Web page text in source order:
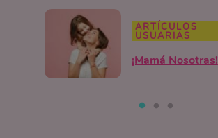
ARTÍCULOS
USUARIAS
¡Mamá Nosotras!